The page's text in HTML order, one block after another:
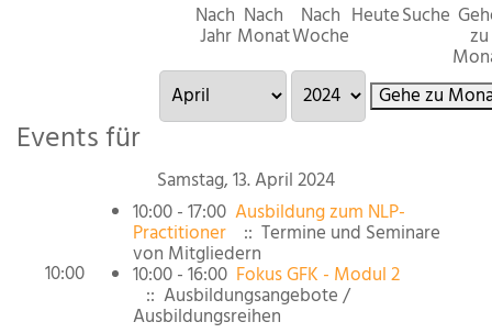
Nach
Jahr
Nach
Monat
Nach
Woche
HeuteSuche
zu
Gehe zu
Events für
Samstag, 13. April 2024
10:00
10:00 - 17:00 Ausbildung zum NLP-
Practitioner :: Termine und Seminare
von Mitgliedern
10:00 - 16:00 Fokus GFK - Modul 2
:: Ausbildungsangebote /
Ausbildungsreihen